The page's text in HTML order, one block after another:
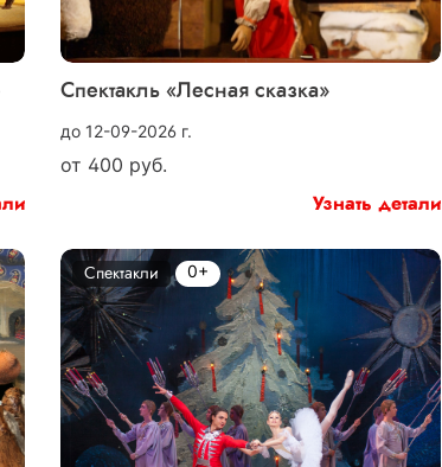
Спектакль «Лесная сказка»
до 12-09-2026 г.
от 400 руб.
Узнать детали
Спектакли 0+